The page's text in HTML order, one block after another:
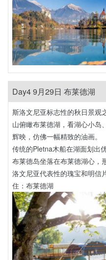
Day4 9月29日 布莱德湖
斯洛文尼亚标志性的秋日景观
山俯瞰布莱德湖，看湖心小岛
辉映，仿佛一幅精致的油画。
传统的Pletna木船在湖面划出
布莱德岛坐落在布莱德湖心，
洛文尼亚代表性的瑰宝和明信
住：布莱德湖